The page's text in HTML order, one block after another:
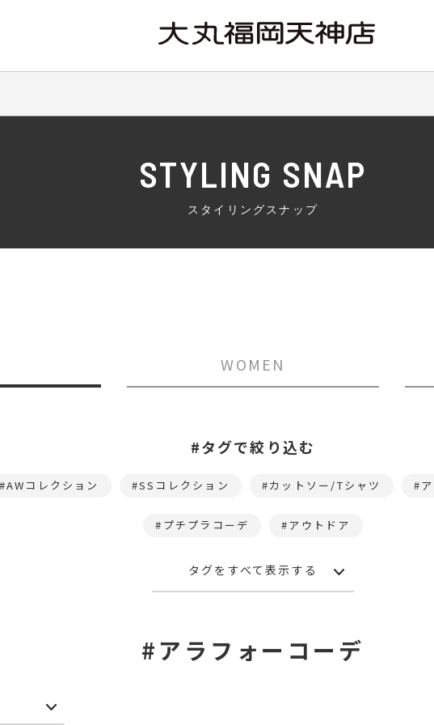
STYLING SNAP
スタイリングスナップ
WOMEN
#タグで絞り込む
AWコレクション SSコレクション カットソー/Tシャツ
プチプラコーデ アウトドア
タグをすべて表示する
#アラフォーコーデ